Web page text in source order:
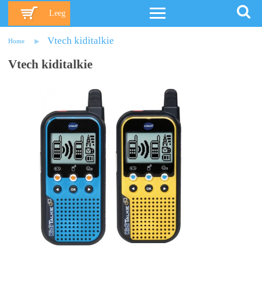
Leeg
Home Vtech kiditalkie
Vtech kiditalkie